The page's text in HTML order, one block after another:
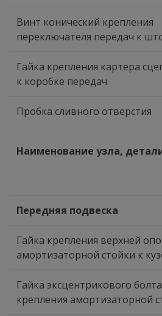
Винт конический крепления
переключателя передач к
Гайка крепления картера
к коробке передач
Пробка сливного отверстия
Наименование узла,
Передняя подвеска
Гайка крепления верхней
амортизаторной стойки к
Гайка эксцентрикового болта
крепления амортизаторной